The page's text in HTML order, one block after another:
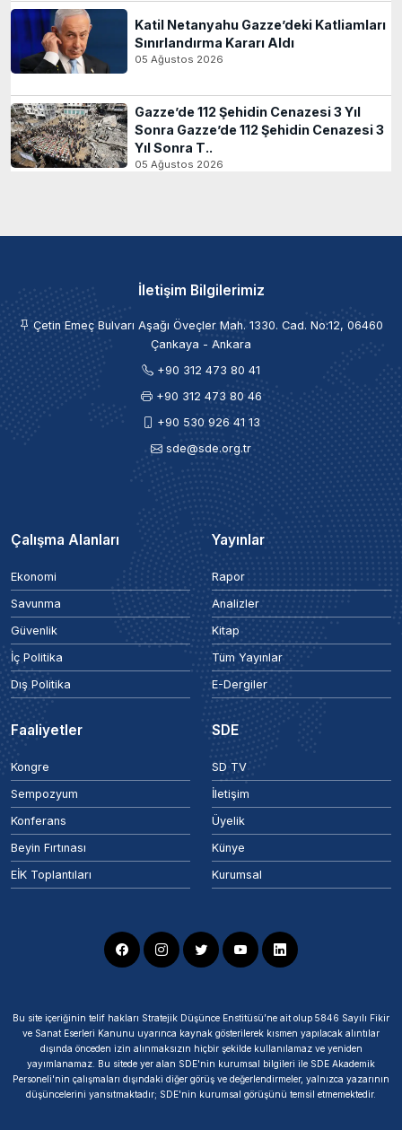
Katil Netanyahu Gazze’deki Katliamları
Sınırlandırma Kararı Aldı
05 Ağustos 2026
Gazze’de 112 Şehidin Cenazesi 3 Yıl
Sonra Gazze’de 112 Şehidin Cenazesi 3
Yıl Sonra T..
05 Ağustos 2026
İletişim Bilgilerimiz
Çetin Emeç Bulvarı Aşağı Öveçler Mah. 1330. Cad. No:12, 06460
Çankaya - Ankara
+90 312 473 80 41
+90 312 473 80 46
+90 530 926 41 13
sde@sde.org.tr
Çalışma Alanları
Ekonomi
Savunma
Güvenlik
İç Politika
Dış Politika
Yayınlar
Rapor
Analizler
Kitap
Tüm Yayınlar
E-Dergiler
Faaliyetler
Kongre
Sempozyum
Konferans
Beyin Fırtınası
EİK Toplantıları
SDE
SD TV
İletişim
Üyelik
Künye
Kurumsal
Bu site içeriğinin telif hakları Stratejik Düşünce Enstitüsü’ne ait olup 5846 Sayılı Fikir
ve Sanat Eserleri Kanunu uyarınca kaynak gösterilerek kısmen yapılacak alıntılar
dışında önceden izin alınmaksızın hiçbir şekilde kullanılamaz ve yeniden
yayımlanamaz. Bu sitede yer alan SDE'nin kurumsal bilgileri ile SDE Akademik
Personeli'nin çalışmaları dışındaki diğer görüş ve değerlendirmeler, yalnızca yazarının
düşüncelerini yansıtmaktadır; SDE'nin kurumsal görüşünü temsil etmemektedir.